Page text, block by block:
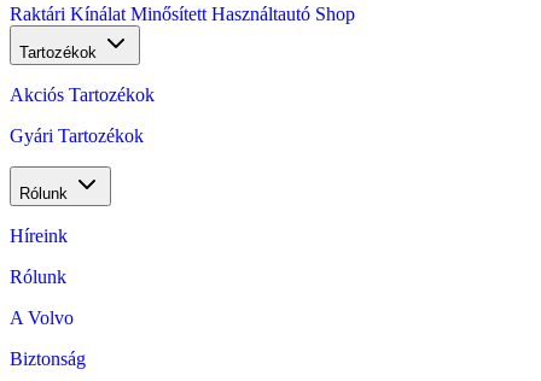
Raktári Kínálat Minősített Használtautó Shop
Tartozékok
Akciós Tartozékok
Gyári Tartozékok
Rólunk
Híreink
Rólunk
A Volvo
Biztonság